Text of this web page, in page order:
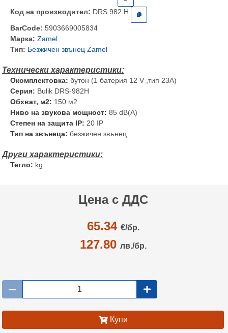
Код на производител: DRS 982 H
BarCode: 5903669005834
Марка: Zamel
Тип: Безжичен звънец Zamel
Окомплектовка: бутон (1 батерия 12 V ,тип 23А)
Серия: Bulik DRS-982H
Обхват, м2: 150 м2
Ниво на звукова мощност: 85 dB(A)
Степен на защита IP: 20 IP
Тип на звънеца: безжичен звънец
Тегло: kg
Цена с ДДС
65.34 €/бр.
127.80 лв./бр.
Купи